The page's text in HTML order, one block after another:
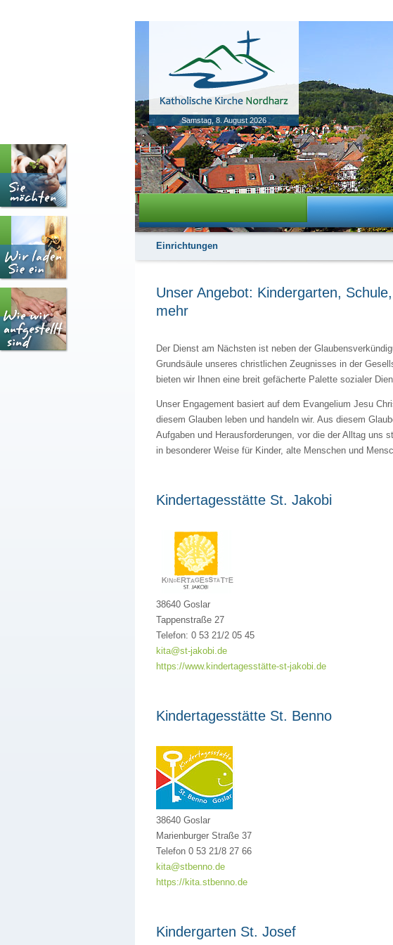
Samstag, 8. August 2026
Einrichtungen
Unser Angebot: Kindergarten,
mehr
Der Dienst am Nächsten ist neben der
Grundsäule unseres christlichen Zeugnisses in der
bieten wir Ihnen eine breit gefächerte Palette sozialer
Unser Engagement basiert auf dem Evangelium Jesu
diesem Glauben leben und handeln wir. Aus diesem
Aufgaben und Herausforderungen, vor die der Alltag uns
in besonderer Weise für Kinder, alte Menschen und
Kindertagesstätte St. Jakobi
38640 Goslar
Tappenstraße 27
Telefon: 0 53 21/2 05 45
kita@st-jakobi.de
https://www.kindertagesstätte-st-jakobi.de
Kindertagesstätte St. Benno
38640 Goslar
Marienburger Straße 37
Telefon 0 53 21/8 27 66
kita@stbenno.de
https://kita.stbenno.de
Kindergarten St. Josef